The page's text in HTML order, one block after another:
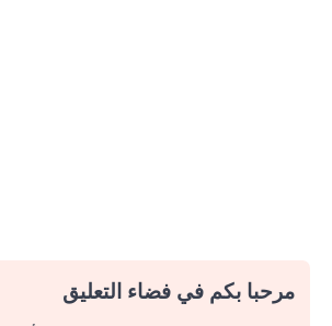
مرحبا بكم في فضاء التعليق